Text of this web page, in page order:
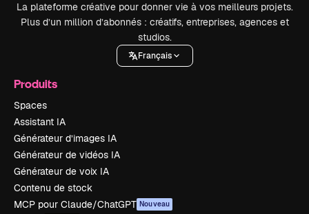
La plateforme créative pour donner vie à vos meilleurs projets.
Plus d’un million d’abonnés : créatifs, entreprises, agences et
studios.
Français
Produits
Spaces
Assistant IA
Générateur d’images IA
Générateur de vidéos IA
Générateur de voix IA
Contenu de stock
MCP pour Claude/ChatGPT Nouveau